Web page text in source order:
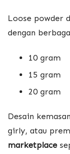
Loose powder
dengan
10 gram
15 gram
20 gram
Desain
girly, atau
marketplace